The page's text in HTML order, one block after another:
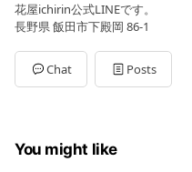
花屋ichirin公式LINEです。
長野県 飯田市下殿岡 86-1
Chat Posts
You might like